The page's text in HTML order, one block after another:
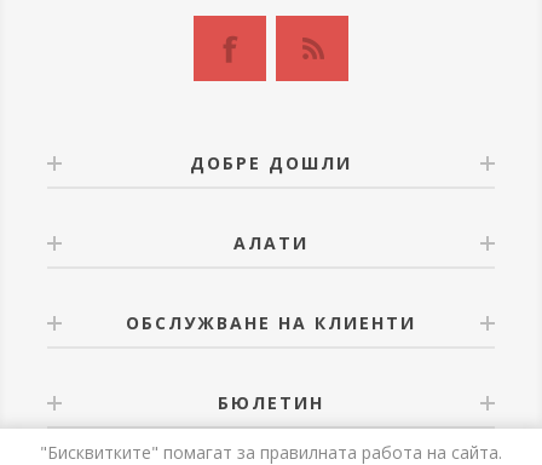
ДОБРЕ ДОШЛИ
АЛАТИ
ОБСЛУЖВАНЕ НА КЛИЕНТИ
БЮЛЕТИН
"Бисквитките" помагат за правилната работа на сайта.